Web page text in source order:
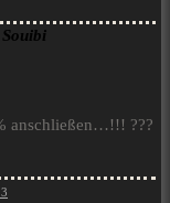
anschließen…!!! ???